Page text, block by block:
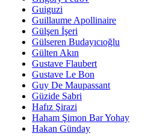
Guiguzi
Guillaume Apollinaire
Gülşen İşeri
Gülseren Budayıcıoğlu
Gülten Akın
Gustave Flaubert
Gustave Le Bon
Guy De Maupassant
Güzide Sabri
Hafız Şirazi
Haham Şimon Bar Yohay
Hakan Günday